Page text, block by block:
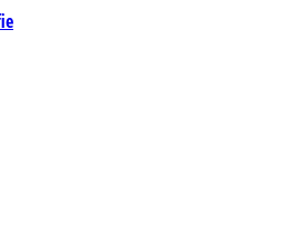
Fotografie